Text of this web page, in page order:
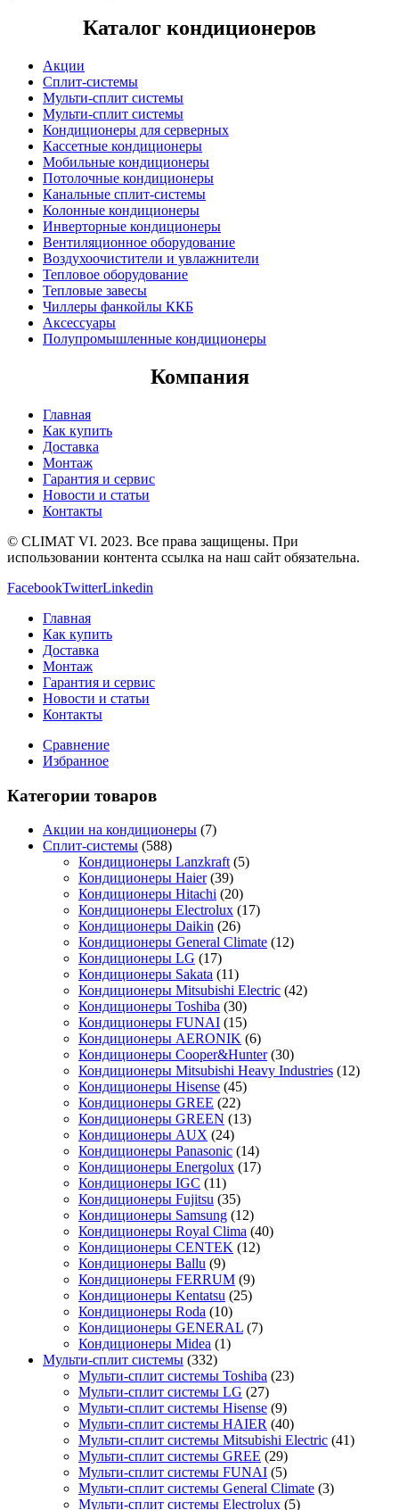
Каталог кондиционеров
Акции
Сплит-системы
Мульти-сплит системы
Мульти-сплит системы
Кондиционеры для серверных
Кассетные кондиционеры
Мобильные кондиционеры
Потолочные кондиционеры
Канальные сплит-системы
Колонные кондиционеры
Инверторные кондиционеры
Вентиляционное оборудование
Воздухоочистители и увлажнители
Тепловое оборудование
Тепловые завесы
Чиллеры фанкойлы ККБ
Аксессуары
Полупромышленные кондиционеры
Компания
Главная
Как купить
Доставка
Монтаж
Гарантия и сервис
Новости и статьи
Контакты
© CLIMAT VI. 2023. Все права защищены. При
использовании контента ссылка на наш сайт обязательна.
FacebookTwitterLinkedin
Главная
Как купить
Доставка
Монтаж
Гарантия и сервис
Новости и статьи
Контакты
Сравнение
Избранное
Категории товаров
Акции на кондиционеры (7)
Сплит-системы (588)
Кондиционеры Lanzkraft (5)
Кондиционеры Haier (39)
Кондиционеры Hitachi (20)
Кондиционеры Electrolux (17)
Кондиционеры Daikin (26)
Кондиционеры General Climate (12)
Кондиционеры LG (17)
Кондиционеры Sakata (11)
Кондиционеры Mitsubishi Electric (42)
Кондиционеры Toshiba (30)
Кондиционеры FUNAI (15)
Кондиционеры AERONIK (6)
Кондиционеры Cooper&Hunter (30)
Кондиционеры Mitsubishi Heavy Industries (12)
Кондиционеры Hisense (45)
Кондиционеры GREE (22)
Кондиционеры GREEN (13)
Кондиционеры AUX (24)
Кондиционеры Panasonic (14)
Кондиционеры Energolux (17)
Кондиционеры IGC (11)
Кондиционеры Fujitsu (35)
Кондиционеры Samsung (12)
Кондиционеры Royal Clima (40)
Кондиционеры CENTEK (12)
Кондиционеры Ballu (9)
Кондиционеры FERRUM (9)
Кондиционеры Kentatsu (25)
Кондиционеры Roda (10)
Кондиционеры GENERAL (7)
Кондиционеры Midea (1)
Мульти-сплит системы (332)
Мульти-сплит системы Toshiba (23)
Мульти-сплит системы LG (27)
Мульти-сплит системы Hisense (9)
Мульти-сплит системы HAIER (40)
Мульти-сплит системы Mitsubishi Electric (41)
Мульти-сплит системы GREE (29)
Мульти-сплит системы FUNAI (5)
Мульти-сплит системы General Climate (3)
Мульти-сплит системы Electrolux (5)